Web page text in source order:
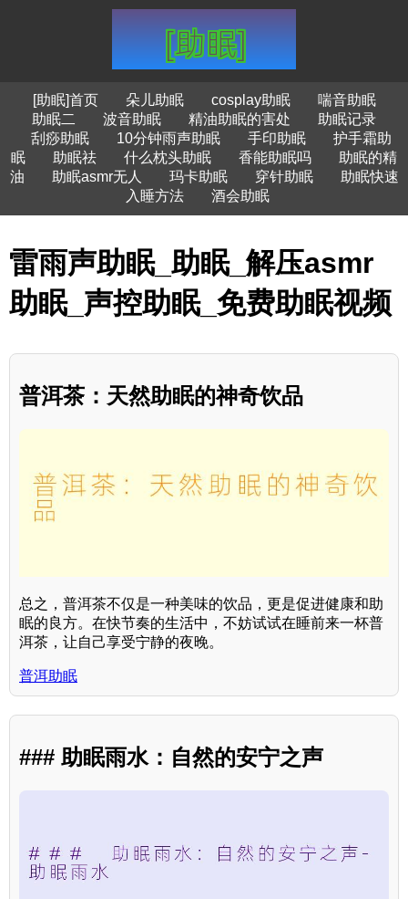
[助眠]首页 朵儿助眠 cosplay助眠
喘音助眠
助眠二
波音助眠 精油助眠的害处
助眠记录
刮痧助眠
10分钟雨声助眠 手印助眠
护手霜助
眠
助眠祛 什么枕头助眠 香能助眠吗
助眠的精
油
助眠asmr无人 玛卡助眠 穿针助眠
助眠快速
入睡方法
酒会助眠
雷雨声助眠_助眠_解压asmr
助眠_声控助眠_免费助眠视频
普洱茶：天然助眠的神奇饮品
总之，普洱茶不仅是一种美味的饮品，更是促进健康和助
眠的良方。在快节奏的生活中，不妨试试在睡前来一杯普
洱茶，让自己享受宁静的夜晚。
普洱助眠
### 助眠雨水：自然的安宁之声